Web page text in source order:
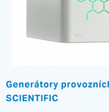
Generátory
SCIENTIFIC